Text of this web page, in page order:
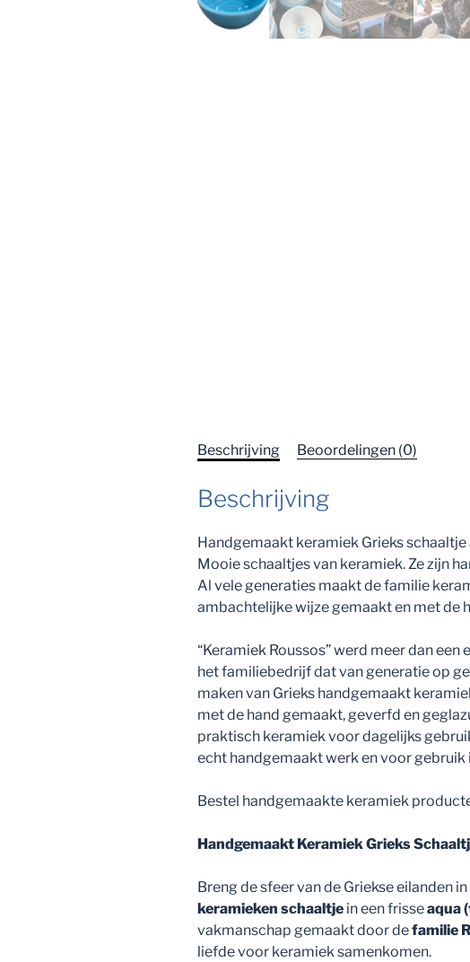
Beschrijving Beoordelingen (0)
Beschrijving
Handgemaakt keramiek Grieks schaaltje
Mooie schaaltjes van keramiek. Ze zijn
Al vele generaties maakt de familie
ambachtelijke wijze gemaakt en met de
“Keramiek Roussos” werd meer dan
het familiebedrijf dat van generatie op
maken van Grieks handgemaakt
met de hand gemaakt, geverfd en
praktisch keramiek voor dagelijks
echt handgemaakt werk en voor gebruik
Bestel handgemaakte keramiek
Handgemaakt Keramiek Grieks
Breng de sfeer van de Griekse eilanden
keramieken schaaltje in een frisseaqua
vakmanschap gemaakt door defamilie
liefde voor keramiek samenkomen.